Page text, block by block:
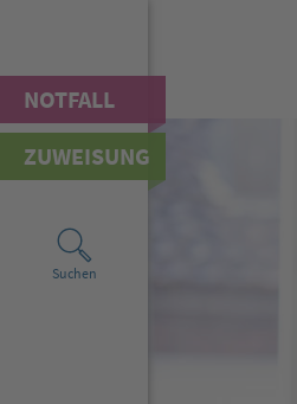
NOTFALL
ZUWEISUNG
Suchen